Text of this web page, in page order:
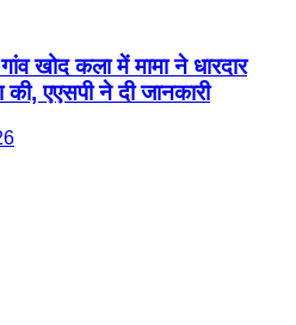
खोद कला में मामा ने धारदार
एएसपी ने दी जानकारी